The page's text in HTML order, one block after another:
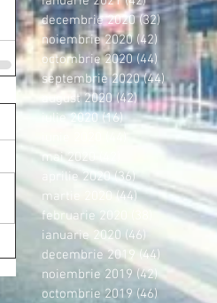
decembrie 2020 (32)32 postări
noiembrie 2020 (42) 42 postări
octombrie 2020 (44) 44 postări
septembrie 2020 (44)44 postări
august 2020 (42)42 postări
iulie 2020 (16)16 postări
44 postări
mai 2020
42 postări
aprilie 2020 (36)36 postări
martie 2020 (44)44 postări
februarie 2020
38 postări
ianuarie 2020 (46)
decembrie 2019 (44) 44 postări
noiembrie 2019 (42)42 postări
octombrie 2019 (46) 46 postări